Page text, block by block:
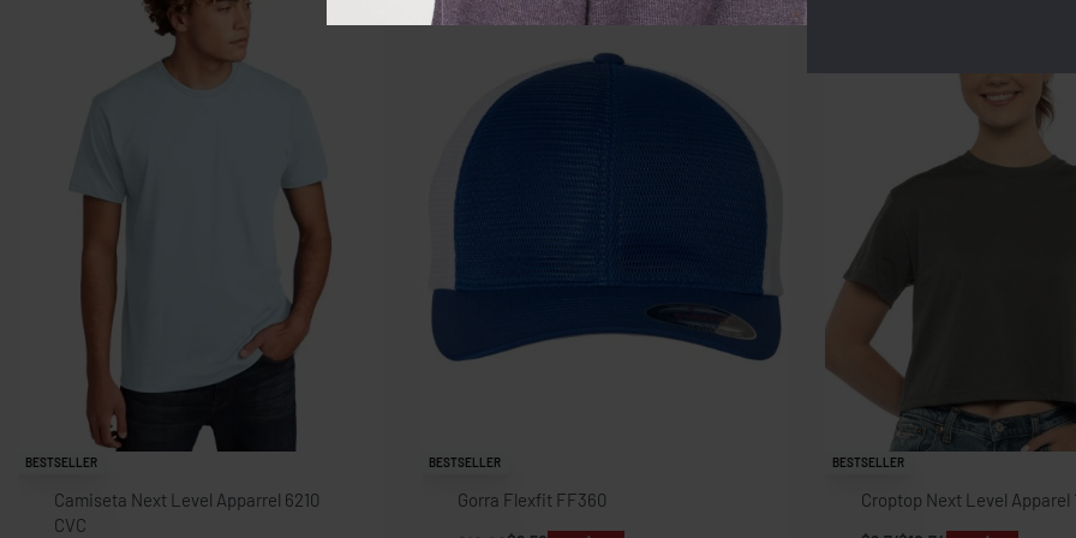
BESTSELLER
Camiseta Next Level Apparrel 6210
CVC
BESTSELLER
Gorra Flexfit FF360
BESTSELLER
Croptop Next Level Apparel